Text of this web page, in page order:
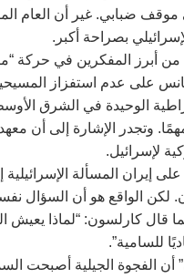
على موقف ضبابي. غير أن
بصراحة أكبر.
أبرز المفكرين في حركة
2024. وقد حرص فانس على عدم
الوحيدة في الشرق
مهمًا. وتجدر الإشارة إلى أن
لإسرائيل.
إيران المسألة الإسرائيلية
الواقع هو أن السؤال
قال كارلسون: “لماذا
للسامية”.
الفجوة الجيلية أصبحت